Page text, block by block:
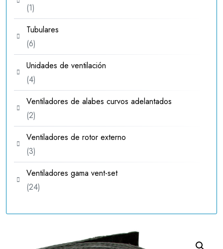
11
producto
Tubulares
66
productos
Unidades de ventilación
44
productos
Ventiladores de alabes curvos adelantados
22
productos
Ventiladores de rotor externo
33
productos
Ventiladores gama vent-set
2424